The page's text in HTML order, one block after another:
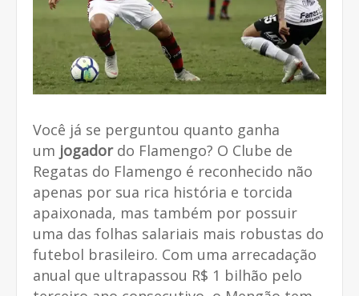
Você já se perguntou quanto ganha
um jogadordo Flamengo? O Clube de
Regatas do Flamengo é reconhecido não
apenas por sua rica história e torcida
apaixonada, mas também por possuir
uma das folhas salariais mais robustas do
futebol brasileiro. Com uma arrecadação
anual que ultrapassou R$ 1 bilhão pelo